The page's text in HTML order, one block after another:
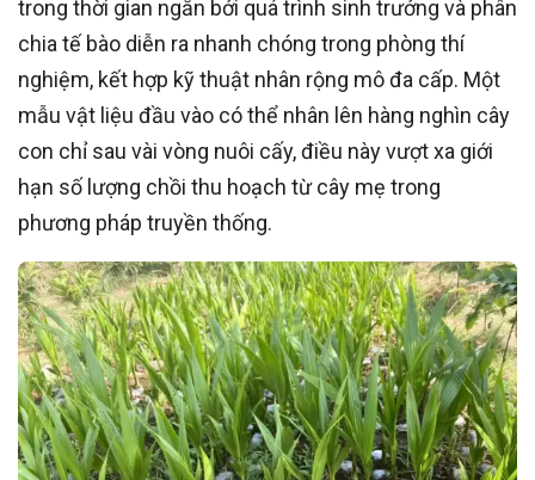
trong thời gian ngắn bởi quá trình sinh trưởng và phân
chia tế bào diễn ra nhanh chóng trong phòng thí
nghiệm, kết hợp kỹ thuật nhân rộng mô đa cấp. Một
mẫu vật liệu đầu vào có thể nhân lên hàng nghìn cây
con chỉ sau vài vòng nuôi cấy, điều này vượt xa giới
hạn số lượng chồi thu hoạch từ cây mẹ trong
phương pháp truyền thống.